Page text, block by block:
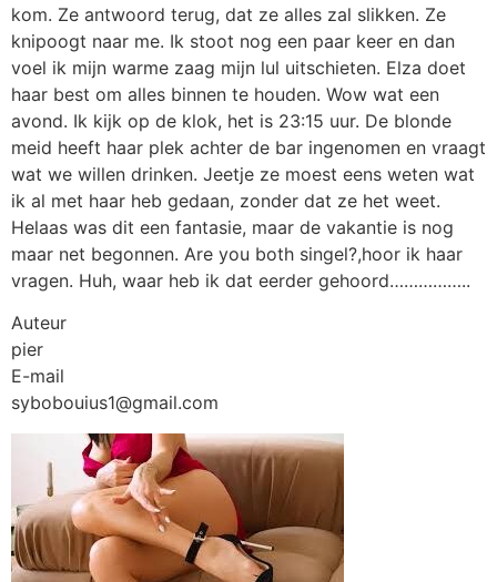
kom. Ze antwoord terug, dat ze alles zal slikken. Ze
knipoogt naar me. Ik stoot nog een paar keer en dan
voel ik mijn warme zaag mijn lul uitschieten. Elza doet
haar best om alles binnen te houden. Wow wat een
avond. Ik kijk op de klok, het is 23:15 uur. De blonde
meid heeft haar plek achter de bar ingenomen en vraagt
wat we willen drinken. Jeetje ze moest eens weten wat
ik al met haar heb gedaan, zonder dat ze het weet.
Helaas was dit een fantasie, maar de vakantie is nog
maar net begonnen. Are you both singel?,hoor ik haar
vragen. Huh, waar heb ik dat eerder gehoord……………..
Auteur
pier
E-mail
sybobouius1@gmail.com